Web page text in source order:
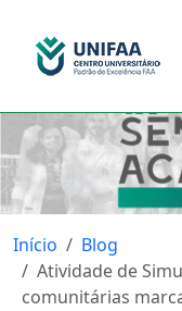
Início
Blog
Atividade de
comunitárias